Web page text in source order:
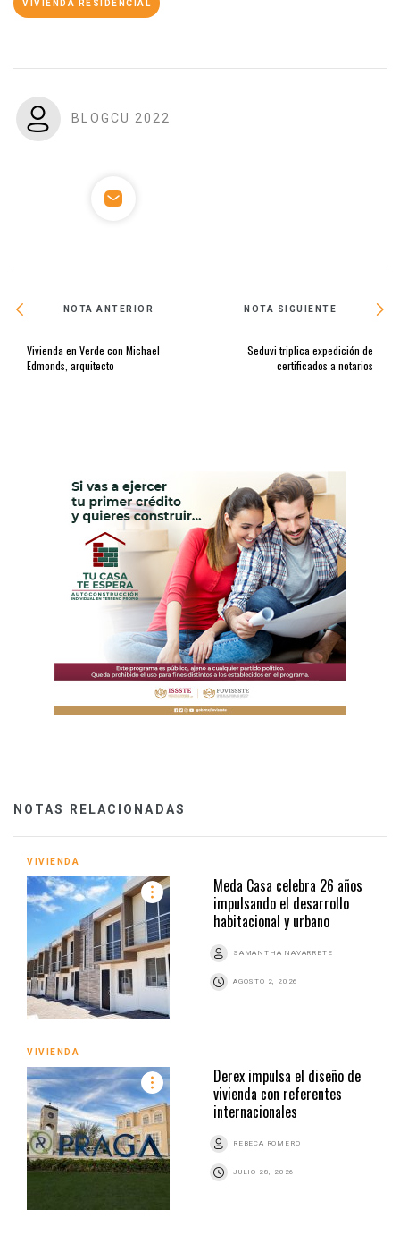
VIVIENDA RESIDENCIAL
BLOGCU 2022
NOTA ANTERIOR
Vivienda en Verde con Michael
Edmonds, arquitecto
NOTA SIGUIENTE
Seduvi triplica expedición de
certificados a notarios
NOTAS RELACIONADAS
VIVIENDA
Meda Casa celebra 26 años
impulsando el desarrollo
habitacional y urbano
SAMANTHA NAVARRETE
AGOSTO 2, 2026
VIVIENDA
Derex impulsa el diseño de
vivienda con referentes
internacionales
REBECA ROMERO
JULIO 28, 2026